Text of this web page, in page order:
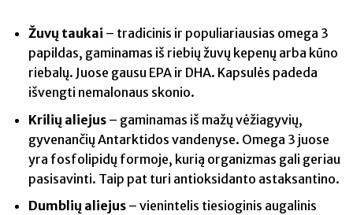
Žuvų taukai – tradicinis ir populiariausias omega 3
papildas, gaminamas iš riebių žuvų kepenų arba kūno
riebalų. Juose gausu EPA ir DHA. Kapsulės padeda
išvengti nemalonaus skonio.
Krilių aliejus– gaminamas iš mažų vėžiagyvių,
gyvenančių Antarktidos vandenyse. Omega 3 juose
yra fosfolipidų formoje, kurią organizmas gali geriau
pasisavinti. Taip pat turi antioksidanto astaksantino.
Dumblių aliejus– vienintelis tiesioginis augalinis